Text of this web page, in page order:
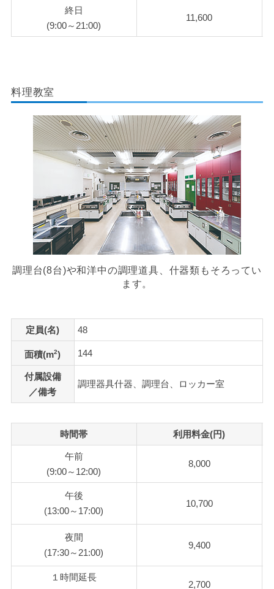
終日
(9:00～21:00)
11,600
料理教室
調理台(8台)や和洋中の調理道具、什器類もそろってい
ます。
定員(名) 48
面積(m2) 144
付属設備
／備考
調理器具什器、調理台、ロッカー室
時間帯 利用料金(円)
午前
(9:00～12:00)
8,000
午後
(13:00～17:00)
10,700
夜間
(17:30～21:00)
9,400
１時間延長
2,700